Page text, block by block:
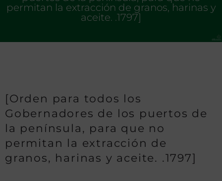
permitan la extracción de granos, harinas y
aceite. .1797]
[Orden para todos los
Gobernadores de los puertos de
la península, para que no
permitan la extracción de
granos, harinas y aceite. .1797]